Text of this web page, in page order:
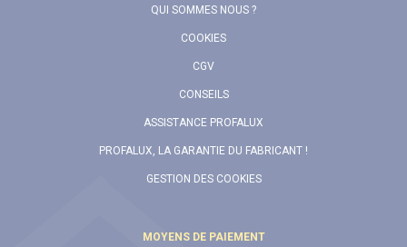
QUI SOMMES NOUS ?
COOKIES
CGV
CONSEILS
ASSISTANCE PROFALUX
PROFALUX, LA GARANTIE DU FABRICANT !
GESTION DES COOKIES
MOYENS DE PAIEMENT